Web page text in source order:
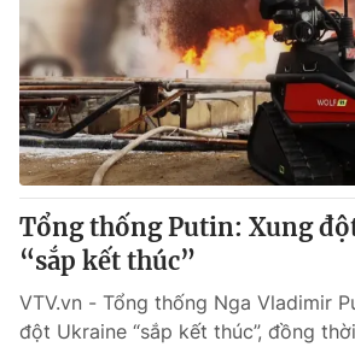
Tổng thống Putin: Xung
“sắp kết thúc”
VTV.vn - Tổng thống Nga Vladimir
đột Ukraine “sắp kết thúc”, đồng